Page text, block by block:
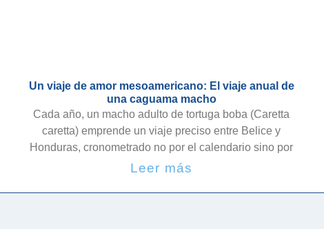
Un viaje de amor mesoamericano: El viaje anual de
una caguama macho
Cada año, un macho adulto de tortuga boba (Caretta
caretta) emprende un viaje preciso entre Belice y
Honduras, cronometrado no por el calendario sino por
Leer más